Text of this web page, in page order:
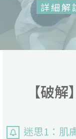
詳細解
【破
迷思1：肌